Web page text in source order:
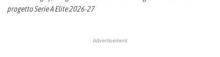
progetto Serie A Elite 2026-27